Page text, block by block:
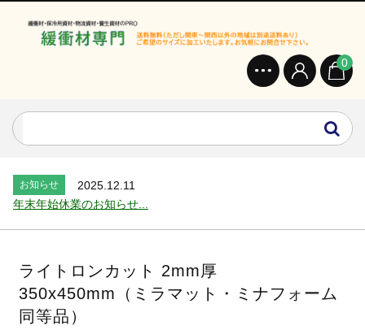
0
オンラインショップを開設いたしました。...
お知らせ
2026.7.24
お知らせ
2025.12.11
年末年始休業のお知らせ...
お知らせ
2024.2.27
全国へ確実・迅速に納品...
お知らせ
2024.2.27
オンラインショップを開設いたしました。...
ライトロンカット 2mm厚
350x450mm（ミラマット・ミナフォーム
同等品）